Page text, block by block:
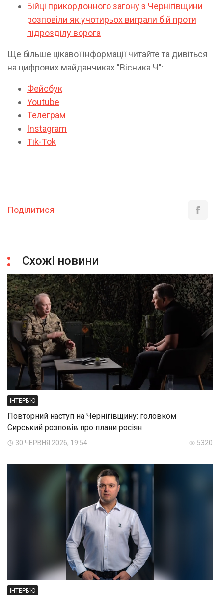
Бійці прикордонного загону з Чернігівщини
розповіли як учотирьох виграли бій проти
підрозділу ворога
Ще більше цікавої інформації читайте та дивіться
на цифрових майданчиках "Вісника Ч":
Фейсбук
Youtube
Телеграм
Instagram
Tik-Tok
Поділитися
Схожі новини
ІНТЕРВ’Ю
Повторний наступ на Чернігівщину: головком
Сирський розповів про плани росіян
30 ЧЕРВНЯ 2026, 19:54 5320
ІНТЕРВ’Ю